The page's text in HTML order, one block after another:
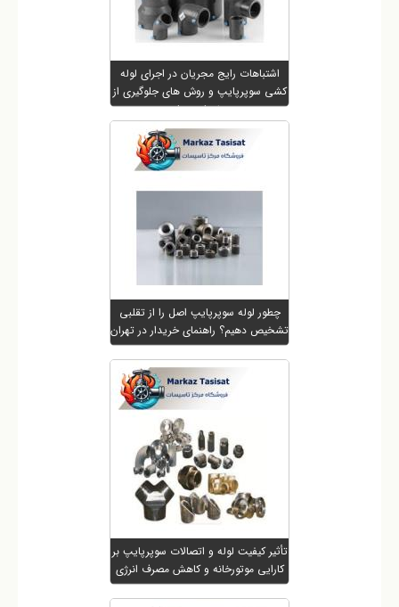
اشتباهات رایج مجریان در اجرای لوله
کشی سوپرپایپ و روش های جلوگیری از
خسارت ها
چطور لوله سوپرپایپ اصل را از تقلبی
تشخیص دهیم؟ راهنمای خریدار در تهران
تأثیر کیفیت لوله و اتصالات سوپرپایپ بر
کارایی موتورخانه و کاهش مصرف انرژی